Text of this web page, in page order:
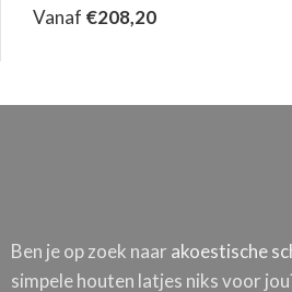
Vanaf €208,20
Ben je op zoek naar akoestische
simpele houten latjes niks voor